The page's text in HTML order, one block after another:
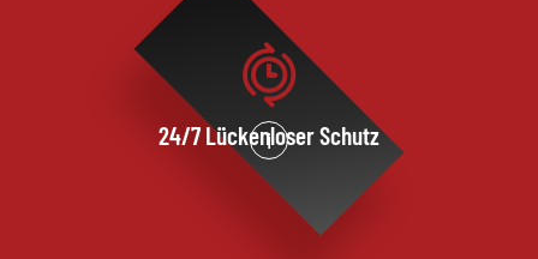
24/7 Lückenloser Schutz
i